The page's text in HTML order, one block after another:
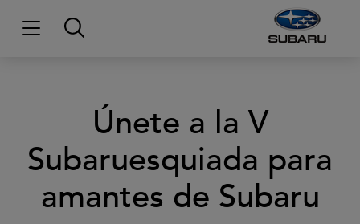
Únete a la V
Subaruesquiada para
amantes de Subaru